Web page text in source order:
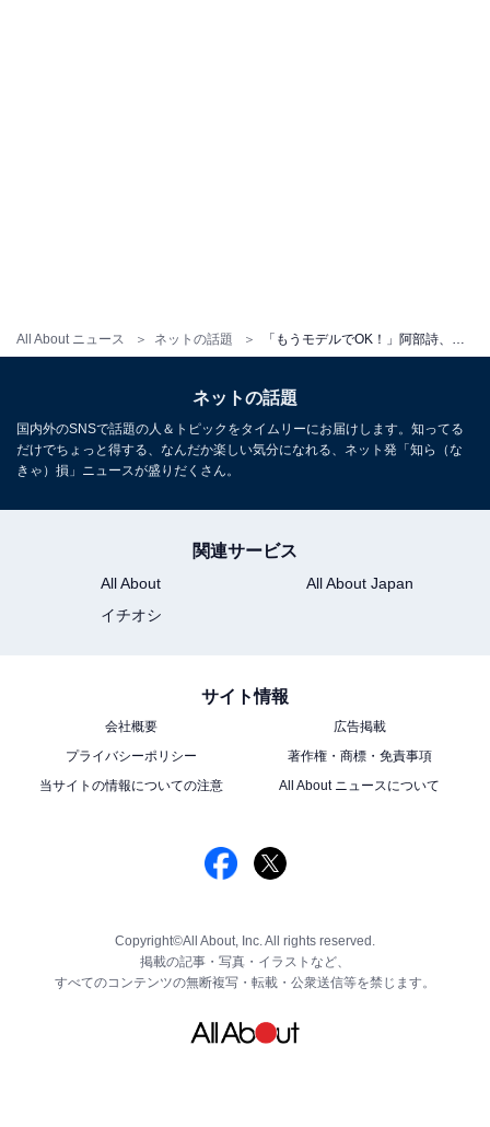
All About ニュース ネットの話題
ネットの話題
国内外のSNSで話題の人＆トピックをタイムリーにお届けします。知ってる
だけでちょっと得する、なんだか楽しい気分になれる、ネット発「知ら（な
きゃ）損」ニュースが盛りだくさん。
関連サービス
All About
All About Japan
イチオシ
サイト情報
会社概要
広告掲載
プライバシーポリシー
著作権・商標・免責事項
当サイトの情報についての注意
All About ニュースについて
Copyright©All About, Inc. All rights reserved.
掲載の記事・写真・イラストなど、
すべてのコンテンツの無断複写・転載・公衆送信等を禁じます。